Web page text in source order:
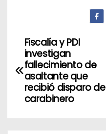
N
a
Fiscalía y PDI
investigan
fallecimiento de
asaltante que
recibió disparo de
carabinero